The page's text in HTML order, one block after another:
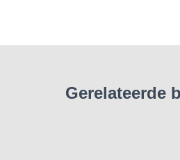
Gerelateerde